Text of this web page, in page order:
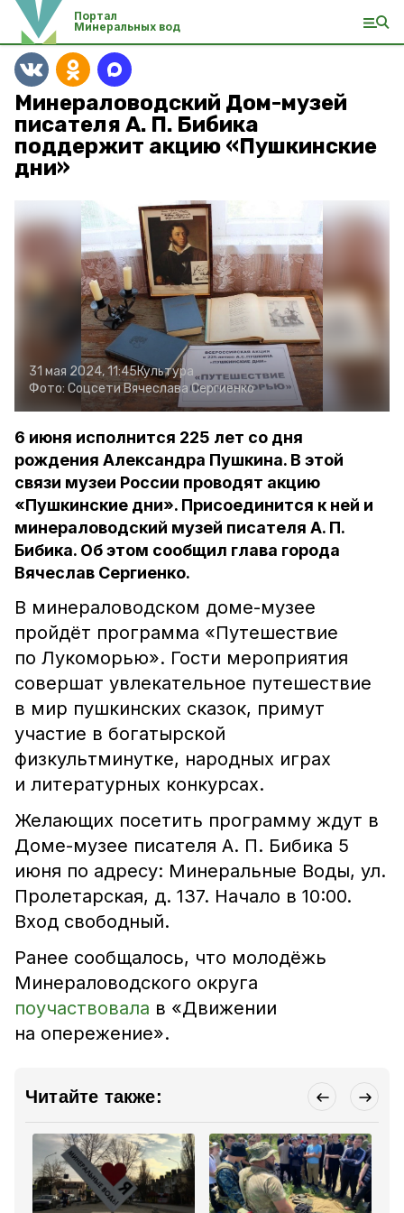
Портал
Минеральных вод
Минераловодский Дом-музей
писателя А. П. Бибика
поддержит акцию «Пушкинские
дни»
31 мая 2024, 11:45Культура
Фото: Соцсети Вячеслава Сергиенко
6 июня исполнится 225 лет со дня
рождения Александра Пушкина. В этой
связи музеи России проводят акцию
«Пушкинские дни». Присоединится к ней и
минераловодский музей писателя А. П.
Бибика. Об этом сообщил глава города
Вячеслав Сергиенко.
В минераловодском доме-музее
пройдёт программа «Путешествие
по Лукоморью». Гости мероприятия
совершат увлекательное путешествие
в мир пушкинских сказок, примут
участие в богатырской
физкультминутке, народных играх
и литературных конкурсах.
Желающих посетить программу ждут в
Доме-музее писателя А. П. Бибика 5
июня по адресу: Минеральные Воды, ул.
Пролетарская, д. 137. Начало в 10:00.
Вход свободный.
Ранее сообщалось, что молодёжь
Минераловодского округа
поучаствовала в «Движении
на опережение».
Читайте также: